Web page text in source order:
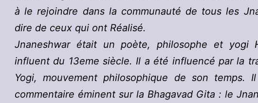
à le rejoindre dans la communauté de tous les
dire de ceux qui ont Réalisé.
Jnaneshwar était un poète, philosophe et yogi
influent du 13eme siècle. Il a été influencé par la
Yogi, mouvement philosophique de son temps.
commentaire éminent sur la Bhagavad Gita : le